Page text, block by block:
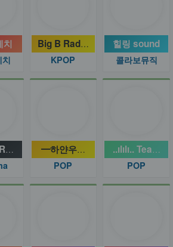
치
치
Big B Radio - Kpop
KPOP
힐링 sound
콜라보뮤직
K-Drama
━하얀우체통━
POP
..ılılı..
POP